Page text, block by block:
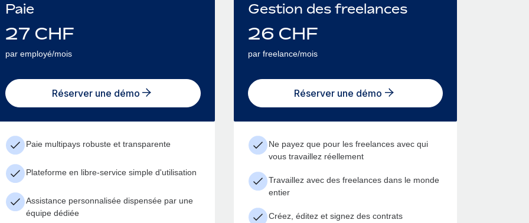
Paie
27 CHF
par employé/mois
Réserver une démo
Paie multipays robuste et transparente
Plateforme en libre-service simple d'utilisation
Assistance personnalisée dispensée par une
équipe dédiée
Gestion des freelances
26 CHF
par freelance/mois
Réserver une démo
Ne payez que pour les freelances avec qui
vous travaillez réellement
Travaillez avec des freelances dans le monde
entier
Créez, éditez et signez des contrats